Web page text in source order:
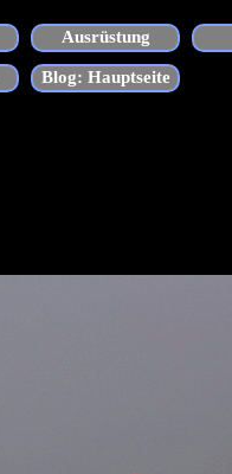
Ausrüstung
▼
Blog: Hauptseite